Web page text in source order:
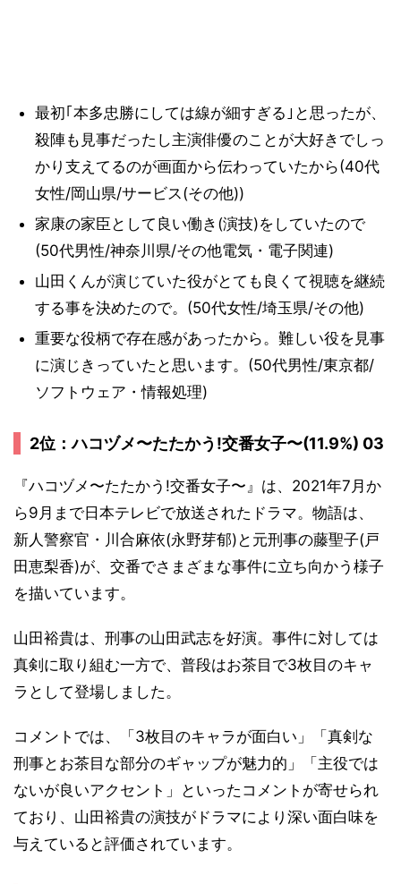
最初｢本多忠勝にしては線が細すぎる｣と思ったが、
殺陣も見事だったし主演俳優のことが大好きでしっ
かり支えてるのが画面から伝わっていたから(40代
女性/岡山県/サービス(その他))
家康の家臣として良い働き(演技)をしていたので
(50代男性/神奈川県/その他電気・電子関連)
山田くんが演じていた役がとても良くて視聴を継続
する事を決めたので。(50代女性/埼玉県/その他)
重要な役柄で存在感があったから。難しい役を見事
に演じきっていたと思います。(50代男性/東京都/
ソフトウェア・情報処理)
2位：ハコヅメ〜たたかう!交番女子〜(11.9%) 03
『ハコヅメ〜たたかう!交番女子〜』は、2021年7月か
ら9月まで日本テレビで放送されたドラマ。物語は、
新人警察官・川合麻依(永野芽郁)と元刑事の藤聖子(戸
田恵梨香)が、交番でさまざまな事件に立ち向かう様子
を描いています。
山田裕貴は、刑事の山田武志を好演。事件に対しては
真剣に取り組む一方で、普段はお茶目で3枚目のキャ
ラとして登場しました。
コメントでは、「3枚目のキャラが面白い」「真剣な
刑事とお茶目な部分のギャップが魅力的」「主役では
ないが良いアクセント」といったコメントが寄せられ
ており、山田裕貴の演技がドラマにより深い面白味を
与えていると評価されています。